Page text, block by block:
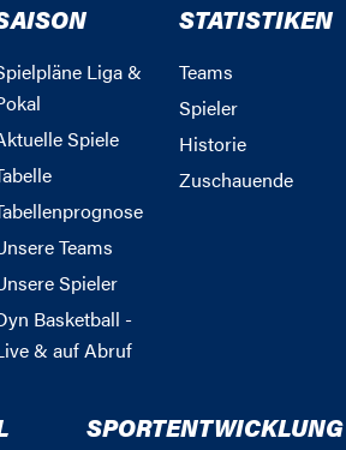
Liga &
Spiele
Teams
Spieler
Basketball -
& auf Abruf
STATISTIKEN
Teams
Spieler
Historie
Zuschauende
SPORTENTWICKLUNG